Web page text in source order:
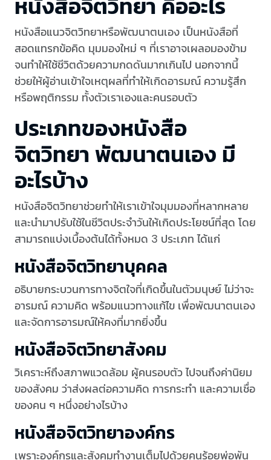
หนังสือจิตวิทยา คืออะไร
หนังสือแนวจิตวิทยาหรือพัฒนาตนเอง เป็นหนังสือที่
สอดแทรกข้อคิด มุมมองใหม่ ๆ ที่เราอาจเผลอมองข้าม
จนทำให้ใช้ชีวิตด้วยความกดดันมากเกินไป นอกจากนี้
ช่วยให้ผู้อ่านเข้าใจเหตุผลที่ทำให้เกิดอารมณ์ ความรู้สึก
หรือพฤติกรรม ทั้งตัวเราเองและคนรอบตัว
ประเภทของหนังสือ
จิตวิทยา พัฒนาตนเอง มี
อะไรบ้าง
หนังสือจิตวิทยาช่วยทำให้เราเข้าใจมุมมองที่หลากหลาย
และนำมาปรับใช้ในชีวิตประจำวันให้เกิดประโยชน์ที่สุด โดย
สามารถแบ่งเบื้องต้นได้ทั้งหมด 3 ประเภท ได้แก่
หนังสือจิตวิทยาบุคคล
อธิบายกระบวนการทางจิตใจที่เกิดขึ้นในตัวมนุษย์ ไม่ว่าจะ
อารมณ์ ความคิด พร้อมแนวทางแก้ไข เพื่อพัฒนาตนเอง
และจัดการอารมณ์ให้คงที่มากยิ่งขึ้น
หนังสือจิตวิทยาสังคม
วิเคราะห์ถึงสภาพแวดล้อม ผู้คนรอบตัว ไปจนถึงค่านิยม
ของสังคม ว่าส่งผลต่อความคิด การกระทำ และความเชื่อ
ของคน ๆ หนึ่งอย่างไรบ้าง
หนังสือจิตวิทยาองค์กร
เพราะองค์กรและสังคมทำงานเต็มไปด้วยคนร้อยพ่อพัน